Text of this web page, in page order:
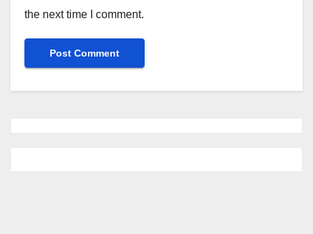
the next time I comment.